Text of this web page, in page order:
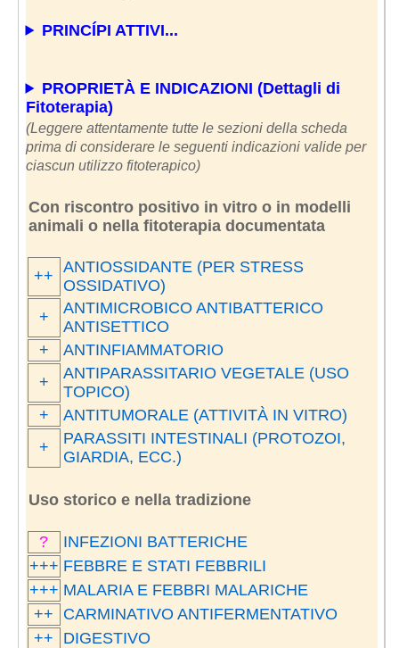
PRINCÍPI ATTIVI...
PROPRIETÀ E INDICAZIONI (Dettagli di
Fitoterapia)
(Leggere attentamente tutte le sezioni della scheda
prima di considerare le seguenti indicazioni valide per
ciascun utilizzo fitoterapico)
Con riscontro positivo in vitro o in modelli
animali o nella fitoterapia documentata
++ ANTIOSSIDANTE (PER STRESS
OSSIDATIVO)
+
ANTIMICROBICO ANTIBATTERICO
ANTISETTICO
+
ANTINFIAMMATORIO
+
ANTIPARASSITARIO VEGETALE (USO
TOPICO)
+
ANTITUMORALE (ATTIVITÀ IN VITRO)
+
PARASSITI INTESTINALI (PROTOZOI,
GIARDIA, ECC.)
Uso storico e nella tradizione
?
INFEZIONI BATTERICHE
+++ FEBBRE E STATI FEBBRILI
+++ MALARIA E FEBBRI MALARICHE
++
CARMINATIVO ANTIFERMENTATIVO
++
DIGESTIVO